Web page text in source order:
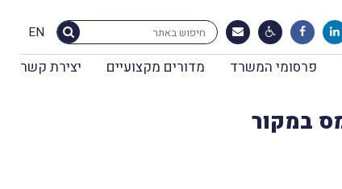
EN
פרסומי המשרד מדורים מקצועיים יצירת קשר
במקור